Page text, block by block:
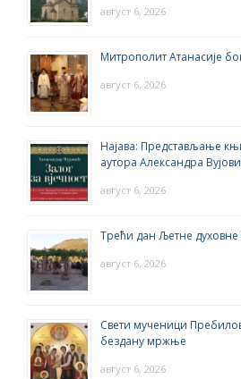
август 6, 2026
Митрополит Атанасије
август 6, 2026
Најава: Представљање
аутора Александра
август 6, 2026
Трећи дан Љетне
август 6, 2026
Свети мученици
бездану мржње
август 6, 2026